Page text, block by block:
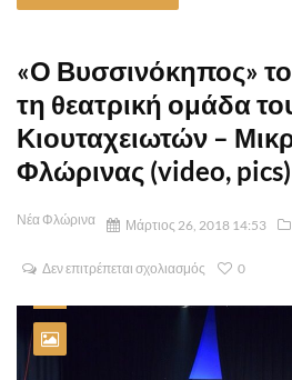
«Ο Βυσσινόκηπος»
τη θεατρική ομάδα
Κιουταχειωτών –
Φλώρινας (video, pics)
Νέα Φλώρινα Μάρτιος 26, 2018 14:53
Δεν επιτρέπεται σχολιασμός 0